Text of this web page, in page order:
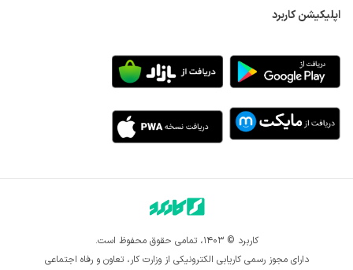
اپلیکیشن کاربرد
کاربرد © ۱۴۰۳، تمامی حقوق محفوظ است.
دارای مجوز رسمی کاریابی الکترونیکی از وزارت کار، تعاون و رفاه اجتماعی